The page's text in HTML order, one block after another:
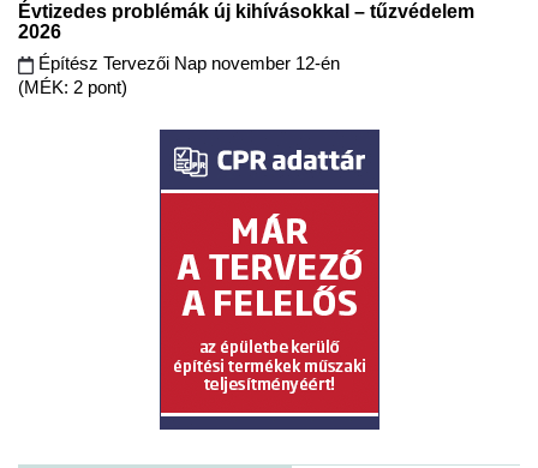
Évtizedes problémák új kihívásokkal – tűzvédelem
2026
Építész Tervezői Nap november 12-én
(MÉK: 2 pont)